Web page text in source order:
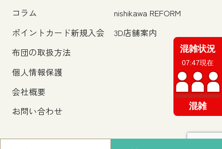
コラム
ポイントカード新規入会
布団の取扱方法
個人情報保護
会社概要
お問い合わせ
nishikawa REFORM
3D店舗案内
©nihonbashinisikawa.co.,ltd
混雑状況
07:47現在
混雑